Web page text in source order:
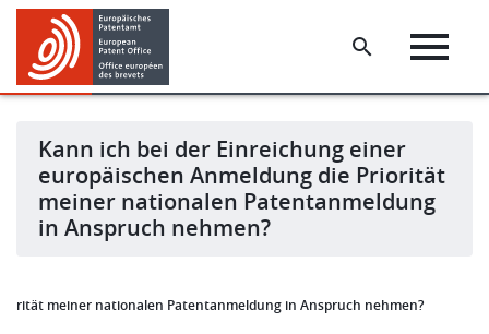
Skip
main
content
Skip
footer
Kann ich bei der Einreichung einer
europäischen Anmeldung die Priorität
meiner nationalen Patentanmeldung
in Anspruch nehmen?
meiner nationalen Patentanmeldung in Anspruch nehmen?